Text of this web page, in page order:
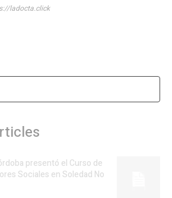
ladocta.click
presentó el Curso de
Sociales en Soledad No